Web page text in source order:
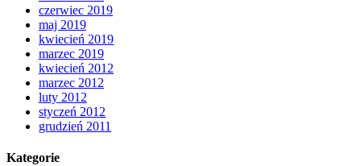
czerwiec 2019
maj 2019
kwiecień 2019
marzec 2019
kwiecień 2012
marzec 2012
luty 2012
styczeń 2012
grudzień 2011
Kategorie